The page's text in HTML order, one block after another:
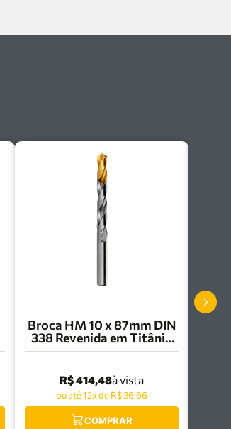
Broca HM 10 x 87mm DIN
338 Revenida em Titânio
R003 Dormer- R00310.0
R$ 414,48à vista
ou até 12x de R$ 36,66
COMPRAR